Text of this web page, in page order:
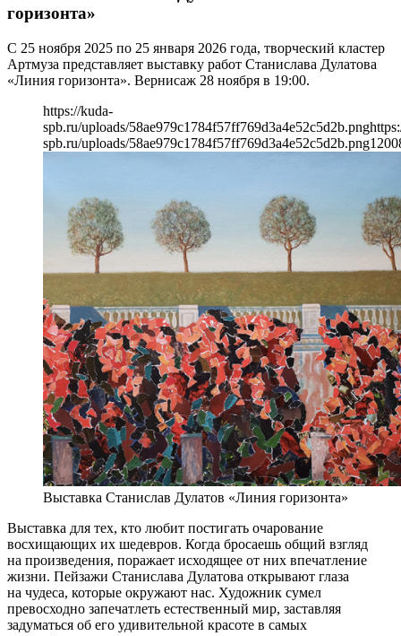
горизонта»
С 25 ноября 2025 по 25 января 2026 года, творческий кластер
Артмуза представляет выставку работ Станислава Дулатова
«Линия горизонта». Вернисаж 28 ноября в 19:00.
https://kuda-
spb.ru/uploads/58ae979c1784f57ff769d3a4e52c5d2b.png
spb.ru/uploads/58ae979c1784f57ff769d3a4e52c5d2b.png1200
Выставка Станислав Дулатов «Линия горизонта»
Выставка для тех, кто любит постигать очарование
восхищающих их шедевров. Когда бросаешь общий взгляд
на произведения, поражает исходящее от них впечатление
жизни. Пейзажи Станислава Дулатова открывают глаза
на чудеса, которые окружают нас. Художник сумел
превосходно запечатлеть естественный мир, заставляя
задуматься об его удивительной красоте в самых